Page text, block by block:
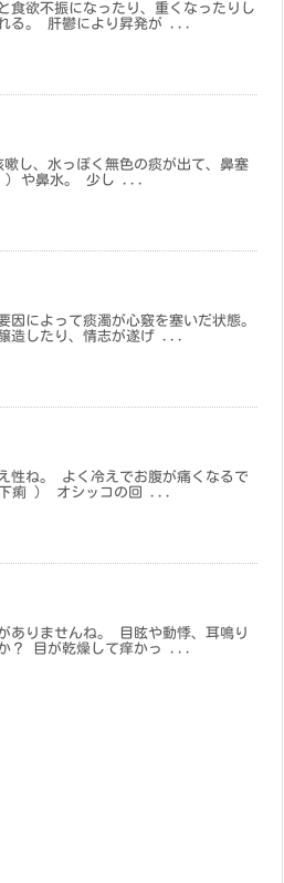
食欲不振になったり、重くなったりし
る。 肝鬱により昇発が ...
し、水っぽく無色の痰が出て、鼻塞
) や鼻水。 少し ...
因によって痰濁が心竅を塞いだ状態。
造したり、情志が遂げ ...
性ね。 よく冷えでお腹が痛くなるで
痢 ） オシッコの回 ...
ありませんね。 目眩や動悸、耳鳴り
？ 目が乾燥して痒かっ ...